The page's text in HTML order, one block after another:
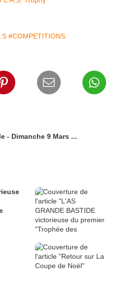
#COMPETITIONS
- Dimanche 9 Mars ...